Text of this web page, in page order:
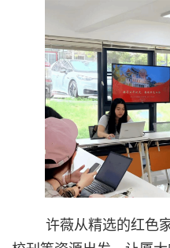
许薇从精选的红色